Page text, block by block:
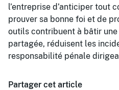
l’entreprise d’anticiper tout
prouver sa bonne foi et de
outils contribuent à bâtir
partagée, réduisent les
responsabilité pénale
Partager cet article